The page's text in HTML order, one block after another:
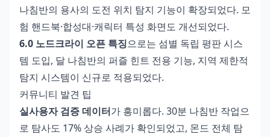
나침반의 용사의 도전 위치 탐지 기능이 확장되었다. 모
험 핸드북·합성대·캐릭터 특성 화면도 개선되었다.
6.0 노드크라이 오픈 특징으로는 섬별 독립 평판 시스
템 도입, 달 나침반의 퍼즐 힌트 전용 기능, 지역 제한적
탐지 시스템이 신규로 적용되었다.
커뮤니티 발견 팁
실사용자 검증 데이터가 흥미롭다. 30분 나침반 작업으
로 탐사도 17% 상승 사례가 확인되었고, 몬드 전체 탐